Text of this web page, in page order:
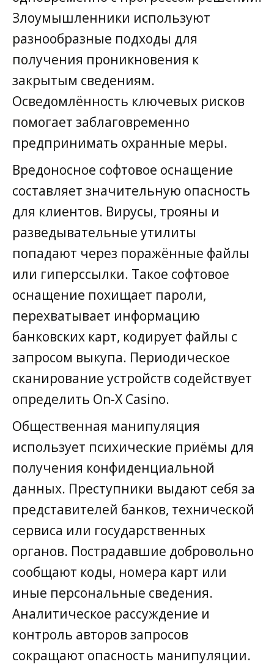
Злоумышленники используют
разнообразные подходы для
получения проникновения к
закрытым сведениям.
Осведомлённость ключевых рисков
помогает заблаговременно
предпринимать охранные меры.
Вредоносное софтовое оснащение
составляет значительную опасность
для клиентов. Вирусы, трояны и
разведывательные утилиты
попадают через поражённые файлы
или гиперссылки. Такое софтовое
оснащение похищает пароли,
перехватывает информацию
банковских карт, кодирует файлы с
запросом выкупа. Периодическое
сканирование устройств содействует
определить On-X Casino.
Общественная манипуляция
использует психические приёмы для
получения конфиденциальной
данных. Преступники выдают себя за
представителей банков, технической
сервиса или государственных
органов. Пострадавшие добровольно
сообщают коды, номера карт или
иные персональные сведения.
Аналитическое рассуждение и
контроль авторов запросов
сокращают опасность манипуляции.